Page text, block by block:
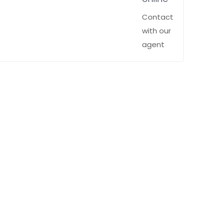
Contact
with our
agent